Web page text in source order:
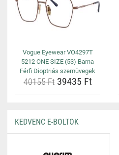
Vogue Eyewear VO4297T
5212 ONE SIZE (53) Barna
Férfi Dioptriás szemüvegek
40155 Ft39435 Ft
KEDVENC E-BOLTOK